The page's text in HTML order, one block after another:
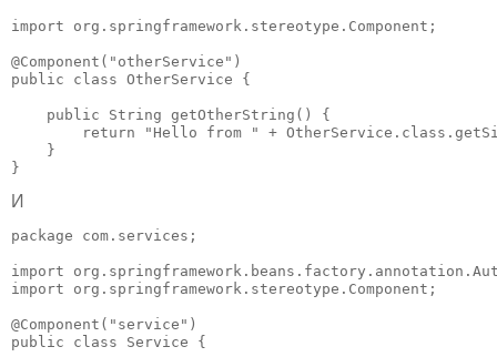
import org.springframework.stereotype.Component;
@Component("otherService")
public class OtherService {
    public String getOtherString() {
return "Hello from " +
    }
}
И
package com.services;
import
import org.springframework.stereotype.Component;
@Component("service")
public class Service {